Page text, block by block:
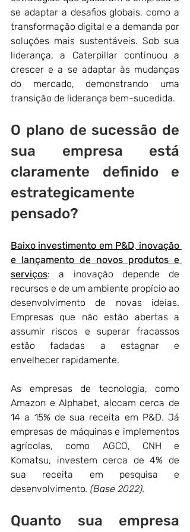
se adaptar a desafios globais, como a
transformação digital e a demanda por
soluções mais sustentáveis. Sob sua
liderança, a Caterpillar continuou a
crescer e a se adaptar às mudanças
do mercado, demonstrando uma
transição de liderança bem-sucedida.
O plano de sucessão de
sua empresa está
claramente definido e
estrategicamente
pensado?
Baixo investimento em P&D, inovação
e lançamento de novos produtos e
serviços: a inovação depende de
recursos e de um ambiente propício ao
desenvolvimento de novas ideias.
Empresas que não estão abertas a
assumir riscos e superar fracassos
estão fadadas a estagnar e
envelhecer rapidamente.
As empresas de tecnologia, como
Amazon e Alphabet, alocam cerca de
14 a 15% de sua receita em P&D. Já
empresas de máquinas e implementos
agrícolas, como AGCO, CNH e
Komatsu, investem cerca de 4% de
sua receita em pesquisa e
desenvolvimento. (Base 2022).
Quanto sua empresa